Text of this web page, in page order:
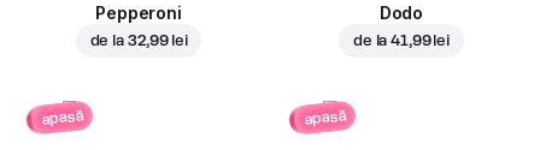
Pepperoni
de la 32,99 lei
Dodo
de la41,99 lei
apasă apasă